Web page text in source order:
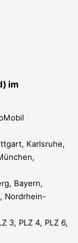
im
Karlsruhe
Bayern
Nordrhein-
3 PLZ 4 PLZ 6